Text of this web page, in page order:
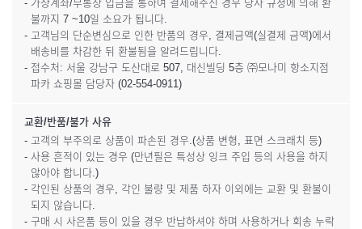
- 가상계좌/무통장 입금을 통하여 결제해주신 경우 당사 규정에 의해 환
불까지 7 ~10일 소요가 됩니다.
- 고객님의 단순변심으로 인한 반품의 경우, 결제금액(실결제 금액)에서
배송비를 차감한 뒤 환불됨을 알려드립니다.
- 접수처: 서울 강남구 도산대로 507, 대신빌딩 5층 ㈜모나미 항소지점
파카 쇼핑몰 담당자 (02-554-0911)
교환/반품/불가 사유
- 고객의 부주의로 상품이 파손된 경우.(상품 변형, 표면 스크래치 등)
- 사용 흔적이 있는 경우 (만년필은 특성상 잉크 주입 등의 사용을 하지
않아야 합니다.)
- 각인된 상품의 경우, 각인 불량 및 제품 하자 이외에는 교환 및 환불이
되지 않습니다.
- 구매 시 사은품 등이 있을 경우 반납하셔야 하며 사용하거나 회송 누락